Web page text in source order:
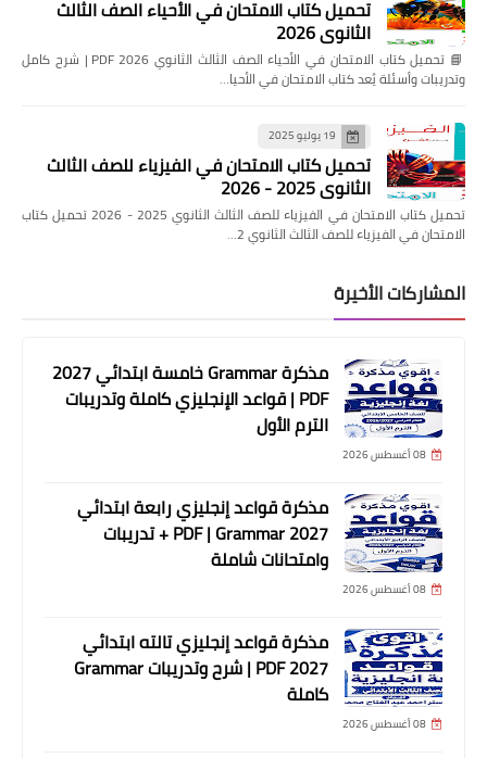
تحميل كتاب الامتحان في الأحياء الصف الثالث
الثانوي 2026
📘 تحميل كتاب الامتحان في الأحياء الصف الثالث الثانوي 2026 PDF | شرح كامل
وتدريبات وأسئلة يُعد كتاب الامتحان في الأحيا…
19 يوليو 2025
تحميل كتاب الامتحان في الفيزياء للصف الثالث
الثانوي 2025 - 2026
تحميل كتاب الامتحان في الفيزياء للصف الثالث الثانوي 2025 - 2026 تحميل كتاب
الامتحان في الفيزياء للصف الثالث الثانوي 2…
المشاركات الأخيرة
مذكرة Grammar خامسة ابتدائي 2027
PDF | قواعد الإنجليزي كاملة وتدريبات
الترم الأول
08 أغسطس 2026
مذكرة قواعد إنجليزي رابعة ابتدائي
2027 PDF | Grammar + تدريبات
وامتحانات شاملة
08 أغسطس 2026
مذكرة قواعد إنجليزي تالته ابتدائي
2027 PDF | شرح وتدريبات Grammar
كاملة
08 أغسطس 2026